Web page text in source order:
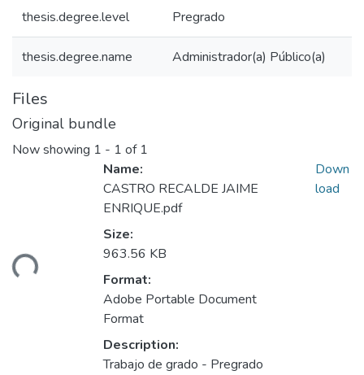
thesis.degree.level Pregrado
thesis.degree.name Administrador(a) Público(a)
Files
Original bundle
Now showing 1 - 1 of 1
Name:
CASTRO RECALDE JAIME
ENRIQUE.pdf
Size:
963.56 KB
Format:
Adobe Portable Document
Format
Description:
Trabajo de grado - Pregrado
Down
load